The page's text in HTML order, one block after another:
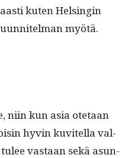
kuten Helsin­gin
myötä.
niin kun asia ote­taan
hyvin kuvitel­la val­
vas­taan sekä asun­